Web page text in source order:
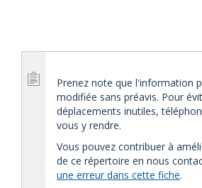
Prenez note que l'information
modifiée sans préavis. Pour
déplacements inutiles,
vous y rendre.
Vous pouvez contribuer à
de ce répertoire en nous
une erreur dans cette fiche.